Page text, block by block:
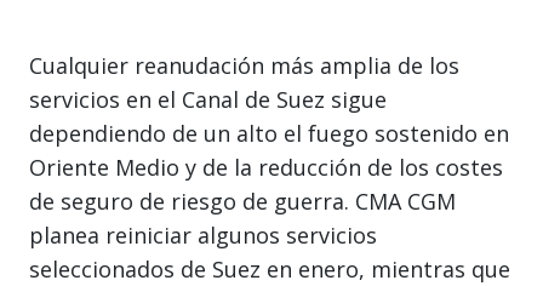
Cualquier reanudación más amplia de los
servicios en el Canal de Suez sigue
dependiendo de un alto el fuego sostenido en
Oriente Medio y de la reducción de los costes
de seguro de riesgo de guerra. CMA CGM
planea reiniciar algunos servicios
seleccionados de Suez en enero, mientras que